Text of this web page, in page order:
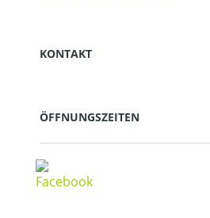
KONTAKT
ÖFFNUNGSZEITEN